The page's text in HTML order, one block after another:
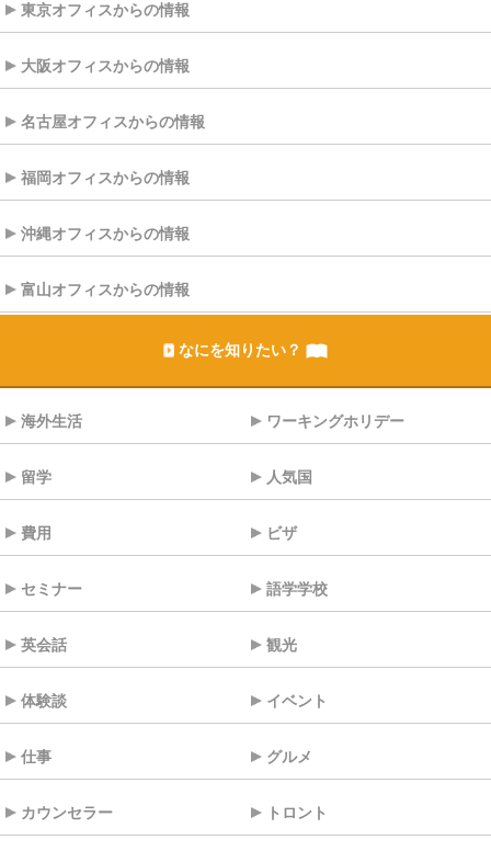
東京オフィスからの情報
大阪オフィスからの情報
名古屋オフィスからの情報
福岡オフィスからの情報
沖縄オフィスからの情報
富山オフィスからの情報
なにを知りたい？
海外生活 ワーキングホリデー
留学 人気国
費用 ビザ
セミナー 語学学校
英会話 観光
体験談 イベント
仕事 グルメ
カウンセラー トロント